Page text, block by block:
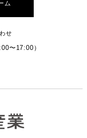
ム
せ
〜17:00）